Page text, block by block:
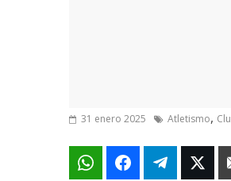
31 enero 2025 Atletismo,